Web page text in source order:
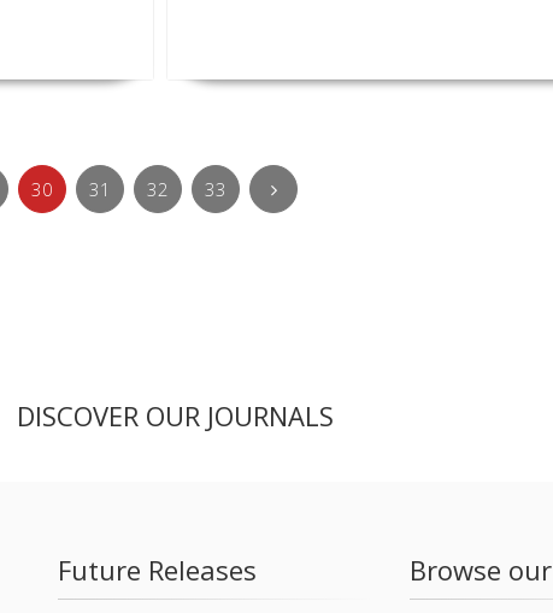
30 31 32 33
DISCOVER OUR JOURNALS
Future Releases Browse our